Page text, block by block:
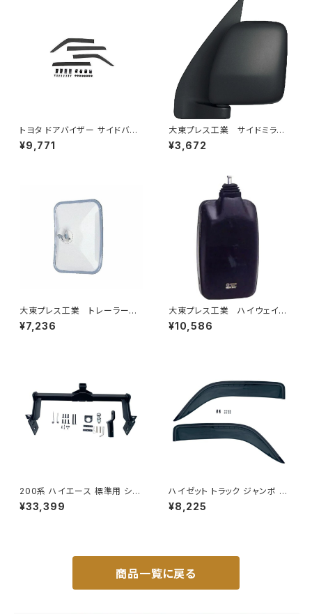
トヨタ ドアバイザー サイドバイ
ザー タンク 900系 ルーミー 9
00系 M900A M910A サイドド
¥9,771
大東プレス工業 サイドミラー/
バックミラーダイハツ ハイゼッ
トカーゴ 左 06年～ DI-64
¥3,672
大東プレス工業 トレーラーミ
ラー UD L013 NS角型
左 DI-58
¥7,236
大東プレス工業 ハイウェイミ
ラー 800Rヒーター無 トラッ
¥10,586
200系 ハイエース 標準用 シャ
ックル 付き ヒッチ メンバー ボ
ールマウント ヒッチマウント トレ
¥33,399
ハイゼット トラック ジャンボ S5
00P S510P S500 S510 系 ワ
イド ドアバイザー止め具付ピク
¥8,225
商品一覧に戻る